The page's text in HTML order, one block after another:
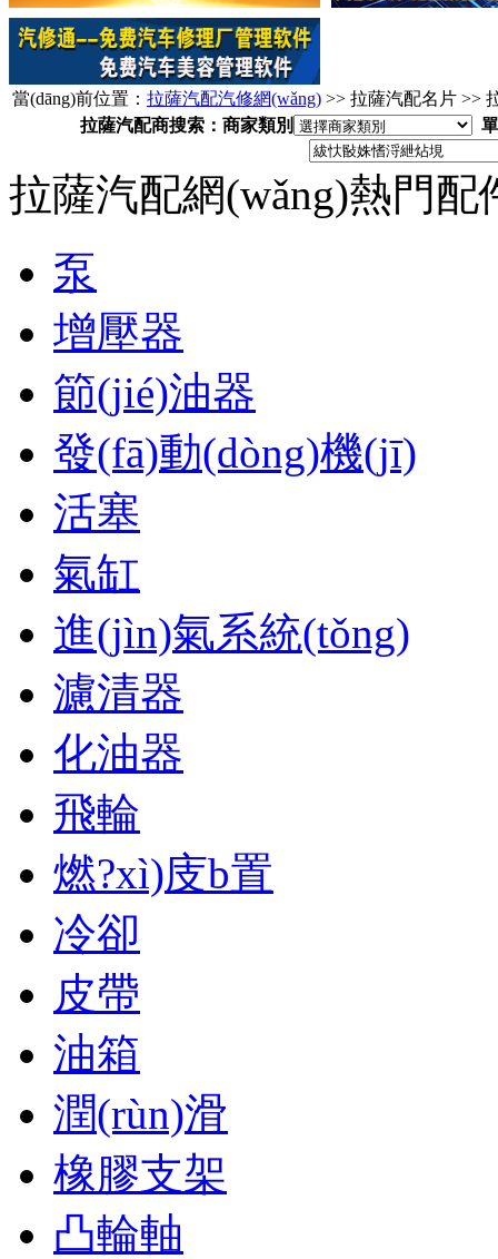
當(dāng)前位置： 拉薩汽配汽修網(wǎng) >> 拉薩汽配名片 >>
拉薩汽配商搜索：商家類別
拉薩汽配網(wǎng)熱門
泵
增壓器
節(jié)油器
發(fā)動(dòng)機(jī)
活塞
氣缸
進(jìn)氣系統(tǒng)
濾清器
化油器
飛輪
燃?xì)庋b置
冷卻
皮帶
油箱
潤(rùn)滑
橡膠支架
凸輪軸